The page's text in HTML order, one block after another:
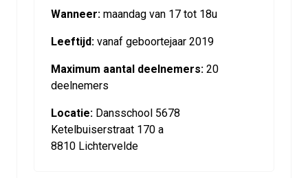
Wanneer: maandag van 17 tot 18u
Leeftijd: vanaf geboortejaar 2019
Maximum aantal deelnemers: 20
deelnemers
Locatie: Dansschool 5678
Ketelbuiserstraat 170 a
8810 Lichtervelde